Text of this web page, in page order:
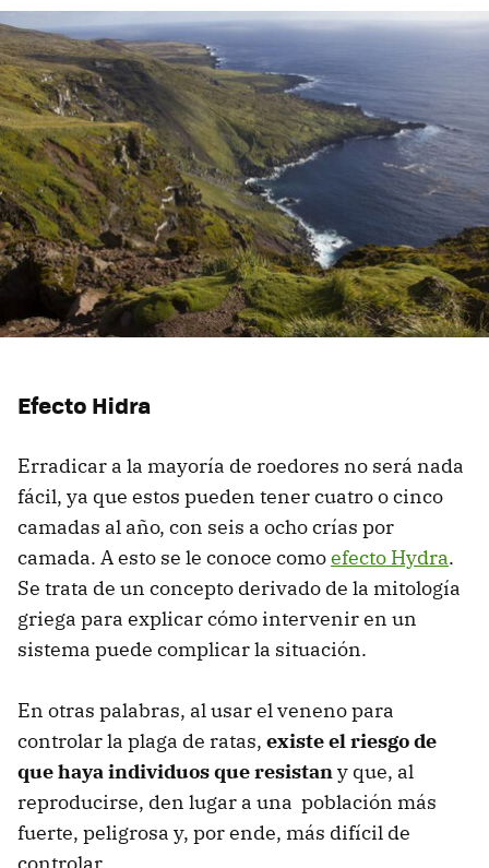
Efecto Hidra
Erradicar a la mayoría de roedores no será nada
fácil, ya que estos pueden tener cuatro o cinco
camadas al año, con seis a ocho crías por
camada. A esto se le conoce comoefecto Hydra.
Se trata de un concepto derivado de la mitología
griega para explicar cómo intervenir en un
sistema puede complicar la situación.
En otras palabras, al usar el veneno para
controlar la plaga de ratas, existe el riesgo de
que haya individuos que resistany que, al
reproducirse, den lugar a una población más
fuerte, peligrosa y, por ende, más difícil de
controlar.